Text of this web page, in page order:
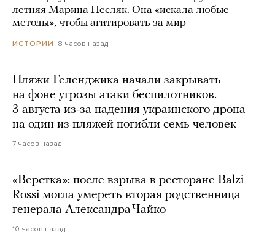
летняя Марина Песляк. Она «искала любые
методы», чтобы агитировать за мир
ИСТОРИИ 8 часов назад
Пляжи Геленджика начали закрывать
на фоне угрозы атаки беспилотников.
3 августа из-за падения украинского дрона
на один из пляжей погибли семь человек
7 часов назад
«Верстка»: после взрыва в ресторане Balzi
Rossi могла умереть вторая родственница
генерала Александра Чайко
10 часов назад